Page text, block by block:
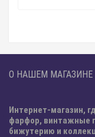
О НАШЕМ МАГАЗИНЕ
Интернет-магазин,
фарфор, винтажные
бижутерию и